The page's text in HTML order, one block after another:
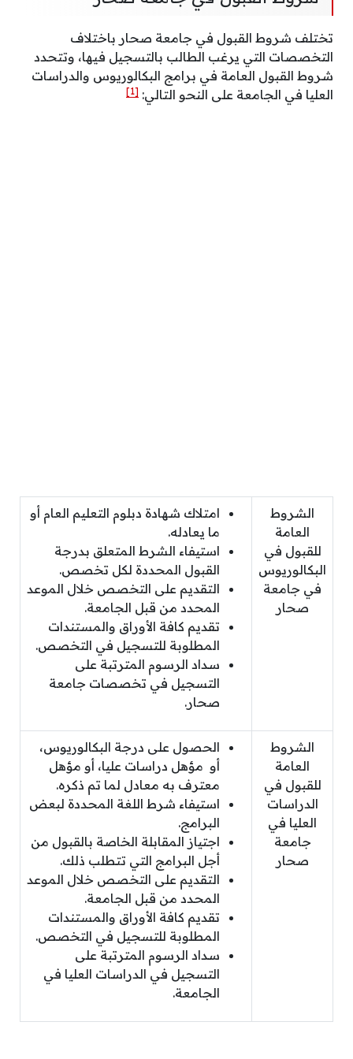
تختلف شروط القبول في جامعة صحار باختلاف
التخصصات التي يرغب الطالب بالتسجيل فيها، وتتحدد
شروط القبول العامة في برامج البكالوريوس والدراسات
العليا في الجامعة على النحو التالي: [1]
الشروط
العامة
للقبول في
البكالوريوس
في جامعة
صحار
امتلاك شهادة دبلوم التعليم العام أو
ما يعادله.
استيفاء الشرط المتعلق بدرجة
القبول المحددة لكل تخصص.
التقديم على التخصص خلال الموعد
المحدد من قبل الجامعة.
تقديم كافة الأوراق والمستندات
المطلوبة للتسجيل في التخصص.
سداد الرسوم المترتبة على
التسجيل في تخصصات جامعة
صحار.
الشروط
العامة
للقبول في
الدراسات
العليا في
جامعة
صحار
الحصول على درجة البكالوريوس،
أو مؤهل دراسات عليا، أو مؤهل
معترف به معادل لما تم ذكره.
استيفاء شرط اللغة المحددة لبعض
البرامج.
اجتياز المقابلة الخاصة بالقبول من
أجل البرامج التي تتطلب ذلك.
التقديم على التخصص خلال الموعد
المحدد من قبل الجامعة.
تقديم كافة الأوراق والمستندات
المطلوبة للتسجيل في التخصص.
سداد الرسوم المترتبة على
التسجيل في الدراسات العليا في
الجامعة.